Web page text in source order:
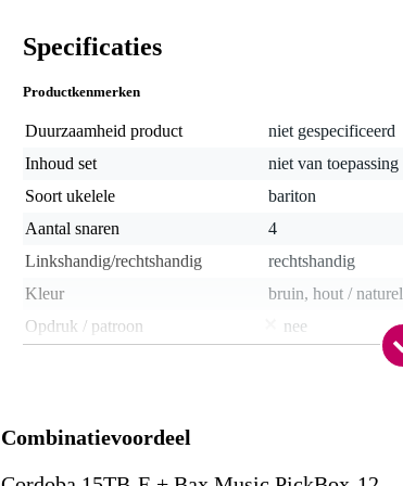
Specificaties
Productkenmerken
Duurzaamheid product
niet gespecificeerd
Inhoud set
niet van toepassing
Soort ukelele
bariton
Aantal snaren
4
Linkshandig/rechtshandig
rechtshandig
Kleur
bruin, hout / naturel
Opdruk / patroon
nee
traditioneel (warm)
Combinatievoordeel